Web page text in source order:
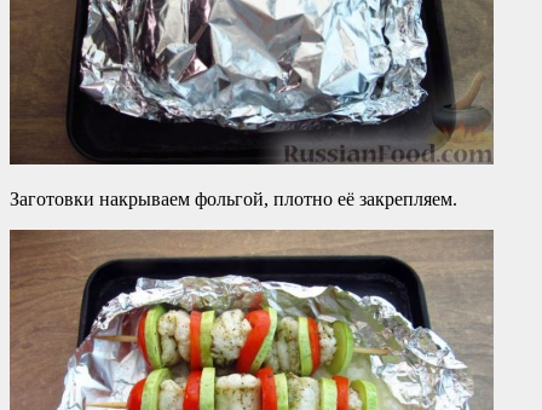
Заготовки накрываем фольгой, плотно её закрепляем.